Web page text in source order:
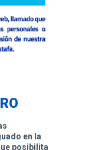
en la
posibilita